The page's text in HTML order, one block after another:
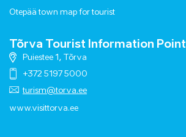
Otepää town map for tourist
Tõrva Tourist Information Point
Puiestee 1, Tõrva
+372 5197 5000
turism@torva.ee
www.visittorva.ee